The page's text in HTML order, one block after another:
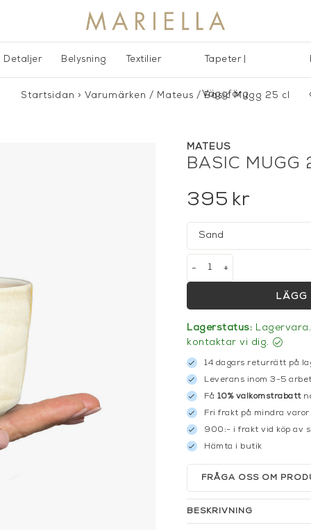
Detaljer Belysning Textilier Tapeter |
Väggfärg
Startsidan > Varumärken / Mateus /Basic Mugg 25 cl
MATEUS
BASIC MUGG
395 kr
+
-
LÄGG
Lagerstatus:
kontaktar vi dig.
14 dagars returrätt på
Leverans inom 3-5
Få 10% välkomstrabatt
Fri frakt på mindra
900:- i frakt vid köp av
Hämta i butik
FRÅGA OSS OM
BESKRIVNING